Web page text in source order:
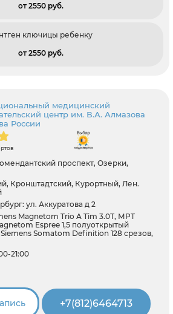
от 2550 pуб.
ключицы ребенку
от 2550 pуб.
медицинский
центр им. В.А. Алмазова
России
проспект, Озерки,
Кронштадтский, Курортный, Лен.
ул. Аккуратова д 2
Magnetom Trio A Tim 3.0Т, МРТ
Espree 1,5 полуоткрытый
Somatom Definition 128 срезов,
21:00
+7(812)6464713